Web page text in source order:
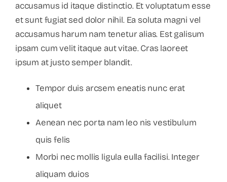
accusamus id itaque distinctio. Et voluptatum esse
et sunt fugiat sed dolor nihil. Ea soluta magni vel
accusamus harum nam tenetur alias. Est galisum
ipsam cum velit itaque aut vitae. Cras laoreet
ipsum at justo semper blandit.
Tempor duis arcsem eneatis nunc erat
aliquet
Aenean nec porta nam leo nis vestibulum
quis felis
Morbi nec mollis ligula eulla facilisi. Integer
aliquam duios